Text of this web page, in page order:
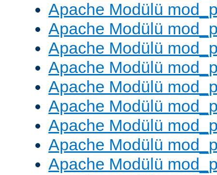
Apache Modülü
Apache Modülü
Apache Modülü
Apache Modülü
Apache Modülü
Apache Modülü
Apache Modülü
Apache Modülü
Apache Modülü